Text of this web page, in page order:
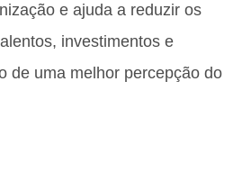
e ajuda a reduzir os
investimentos e
de uma melhor percepção do